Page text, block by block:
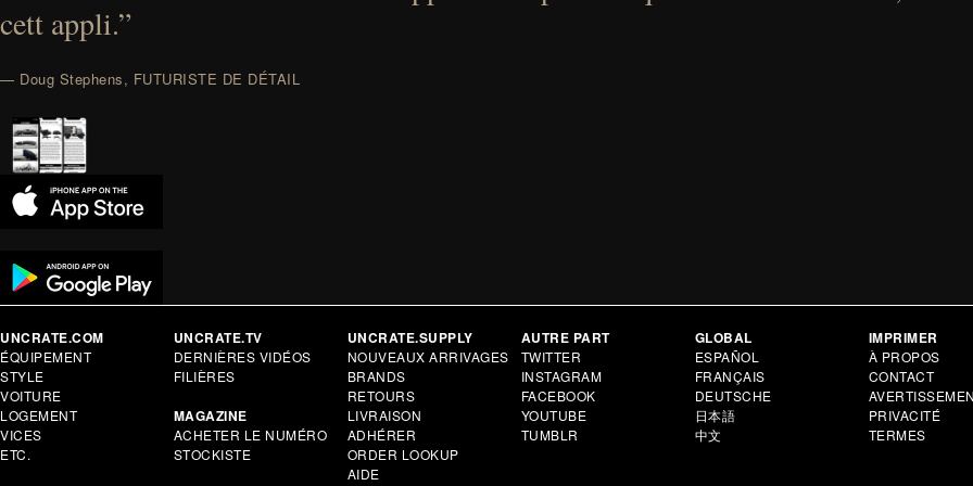
cett appli.”
— Doug Stephens, FUTURISTE DE DÉTAIL
UNCRATE.COM
ÉQUIPEMENT
STYLE
VOITURE
LOGEMENT
VICES
ETC.
UNCRATE.TV
DERNIÈRES VIDÉOS
FILIÈRES
MAGAZINE
ACHETER LE NUMÉRO
STOCKISTE
UNCRATE.SUPPLY
NOUVEAUX ARRIVAGES
BRANDS
RETOURS
LIVRAISON
ADHÉRER
ORDER LOOKUP
AIDE
AUTRE PART
TWITTER
INSTAGRAM
FACEBOOK
YOUTUBE
TUMBLR
GLOBAL
ESPAÑOL
FRANÇAIS
DEUTSCHE
日本語
中文
IMPRIMER
À PROPOS
CONTACT
PRIVACITÉ
TERMES